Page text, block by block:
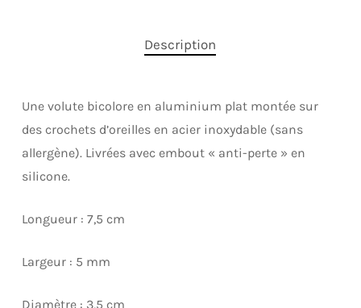
Description
Une volute bicolore en aluminium plat montée sur
des crochets d’oreilles en acier inoxydable (sans
allergène). Livrées avec embout « anti-perte » en
silicone.
Longueur : 7,5 cm
Largeur : 5 mm
Diamètre : 3,5 cm